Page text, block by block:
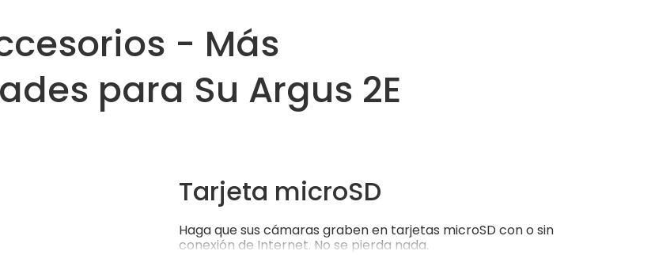
- Más
para Su Argus 2E
Tarjeta microSD
Haga que sus cámaras graben en tarjetas microSD con o sin
conexión de Internet. No se pierda nada.